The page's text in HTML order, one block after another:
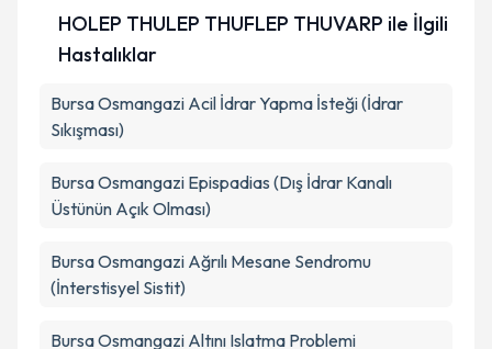
HOLEP THULEP THUFLEP THUVARP ile İlgili
Hastalıklar
Bursa Osmangazi Acil İdrar Yapma İsteği (İdrar
Sıkışması)
Bursa Osmangazi Epispadias (Dış İdrar Kanalı
Üstünün Açık Olması)
Bursa Osmangazi Ağrılı Mesane Sendromu
(İnterstisyel Sistit)
Bursa Osmangazi Altını Islatma Problemi